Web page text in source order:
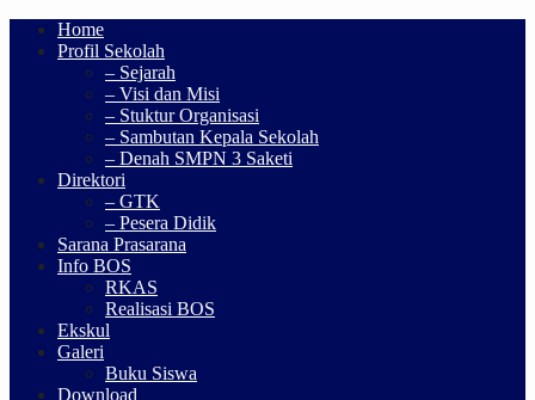
Home
Profil Sekolah
– Sejarah
– Visi dan Misi
– Stuktur Organisasi
– Sambutan Kepala Sekolah
– Denah SMPN 3 Saketi
Direktori
– GTK
– Pesera Didik
Sarana Prasarana
Info BOS
RKAS
Realisasi BOS
Ekskul
Galeri
Buku Siswa
Download